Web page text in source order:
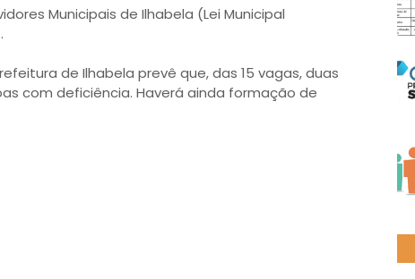
Municipais de Ilhabela (Lei Municipal
de Ilhabela prevê que, das 15 vagas, duas
com deficiência. Haverá ainda formação de